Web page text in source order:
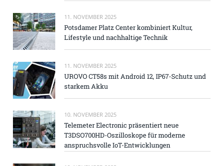
11. NOVEMBER 2025
Potsdamer Platz Center kombiniert Kultur,
Lifestyle und nachhaltige Technik
11. NOVEMBER 2025
UROVO CT58s mit Android 12, IP67-Schutz und
starkem Akku
10. NOVEMBER 2025
Telemeter Electronic präsentiert neue
T3DSO700HD-Oszilloskope für moderne
anspruchsvolle IoT-Entwicklungen